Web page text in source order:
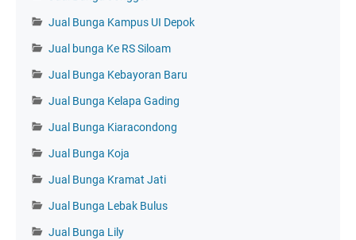
Jual Bunga Kampus UI Depok
Jual bunga Ke RS Siloam
Jual Bunga Kebayoran Baru
Jual Bunga Kelapa Gading
Jual Bunga Kiaracondong
Jual Bunga Koja
Jual Bunga Kramat Jati
Jual Bunga Lebak Bulus
Jual Bunga Lily